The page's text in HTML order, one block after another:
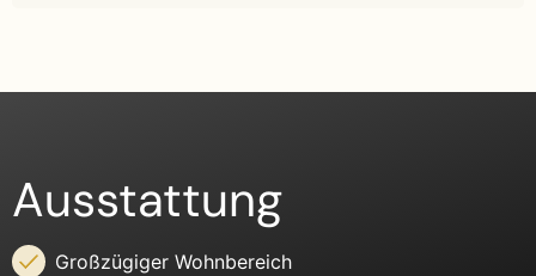
Ausstattung
Großzügiger Wohnbereich